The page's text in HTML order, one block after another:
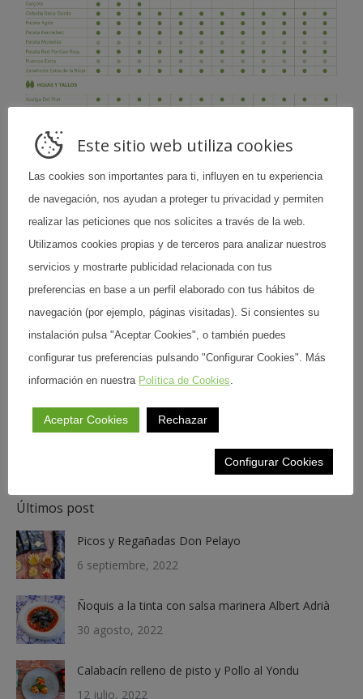
Buscar:
Últimos post
Picos y Regañadas Don Pelayo
6 septiembre, 2022
Ñoquis a la tinta con salsa marinera Albert Adrià
30 agosto, 2022
Calabacín relleno de pisto y Pollo al Yondu
12 julio, 2022
Este sitio web utiliza cookies
Las cookies son importantes para ti, influyen en tu experiencia
de navegación, nos ayudan a proteger tu privacidad y permiten
realizar las peticiones que nos solicites a través de la web.
Utilizamos cookies propias y de terceros para analizar nuestros
servicios y mostrarte publicidad relacionada con tus
preferencias en base a un perfil elaborado con tus hábitos de
navegación (por ejemplo, páginas visitadas). Si consientes su
instalación pulsa "Aceptar Cookies", o también puedes
configurar tus preferencias pulsando "Configurar Cookies". Más
información en nuestra Política de Cookies
Aceptar Cookies Rechazar
Configurar Cookies